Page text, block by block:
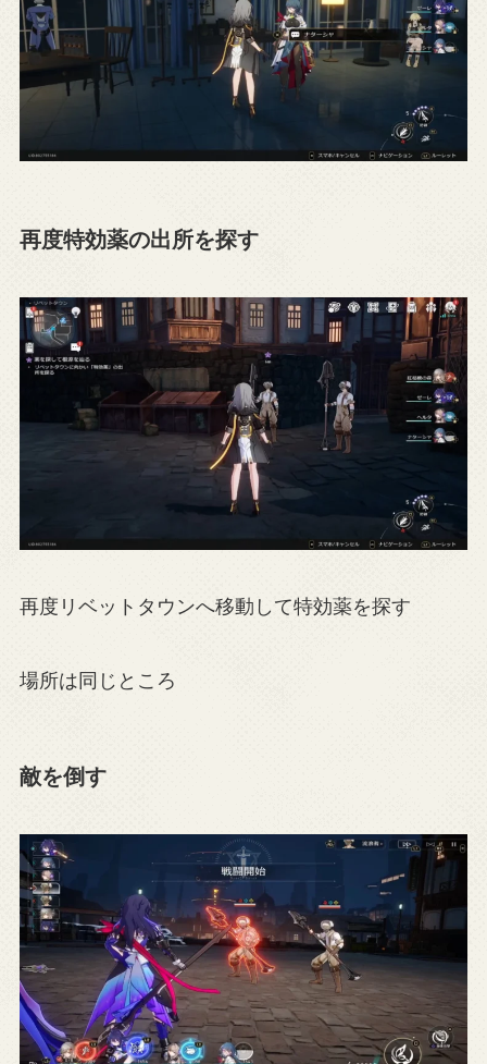
再度特効薬の出所を探す
再度リベットタウンへ移動して特効薬を探す
場所は同じところ
敵を倒す